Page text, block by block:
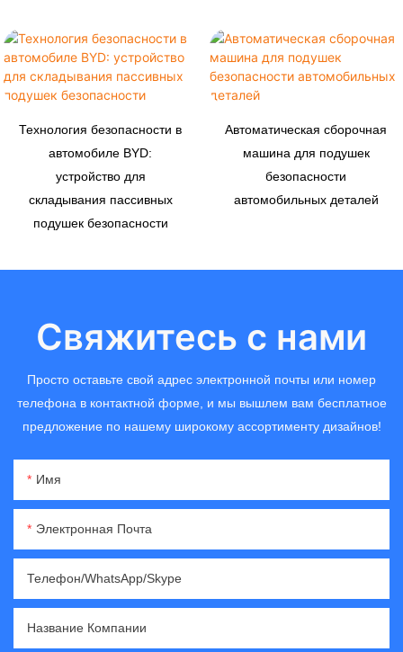
Технология безопасности в
автомобиле BYD:
устройство для
складывания пассивных
подушек безопасности
Автоматическая сборочная
машина для подушек
безопасности
автомобильных деталей
Свяжитесь с нами
Просто оставьте свой адрес электронной почты или номер
телефона в контактной форме, и мы вышлем вам бесплатное
предложение по нашему широкому ассортименту дизайнов!
Имя
Электронная Почта
Телефон/WhatsApp/Skype
Название Компании